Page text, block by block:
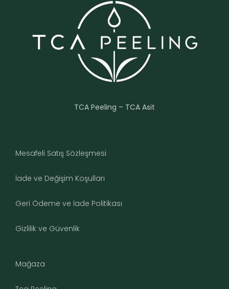
TCA Peeling – TCA Asit
Mesafeli Satış Sözleşmesi
İade ve Değişim Koşulları
Geri Ödeme ve İade Politikası
Gizlilik ve Güvenlik
Mağaza